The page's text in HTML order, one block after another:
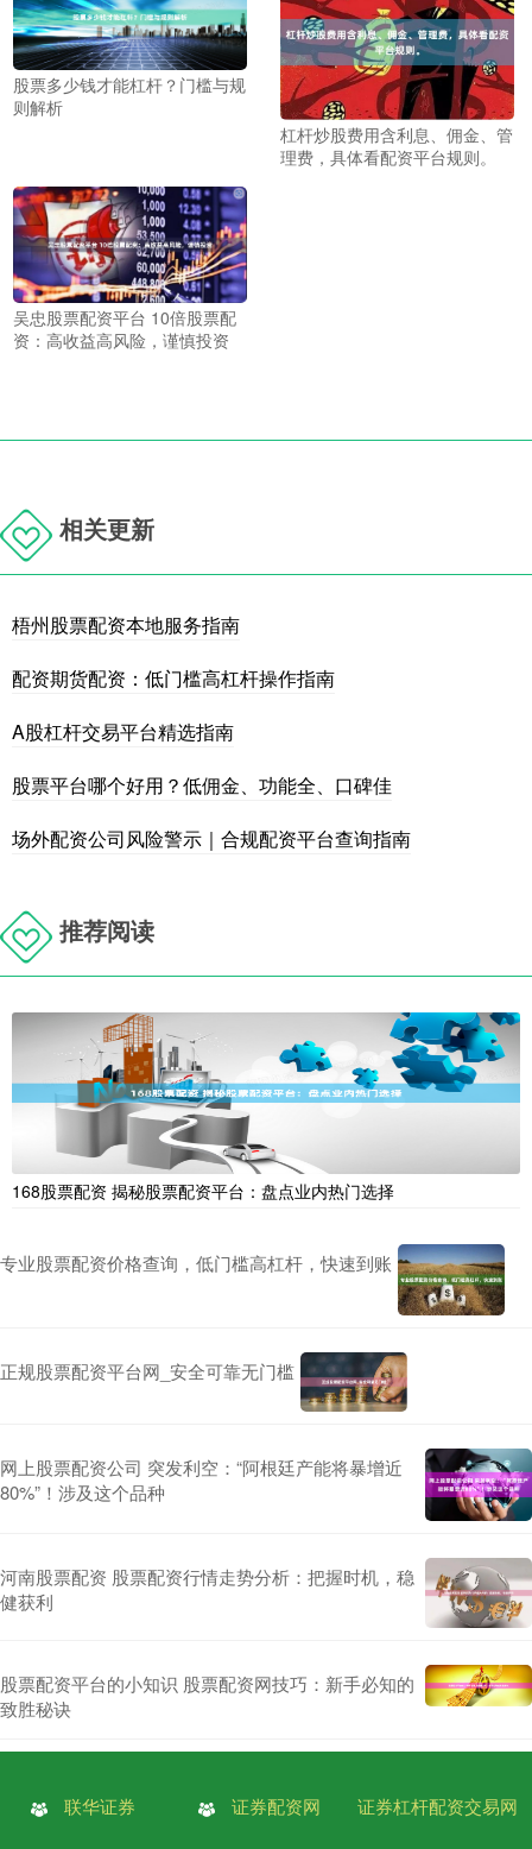
股票多少钱才能杠杆？门槛与规
则解析
杠杆炒股费用含利息、佣金、管
理费，具体看配资平台规则。
吴忠股票配资平台 10倍股票配
资：高收益高风险，谨慎投资
相关更新
梧州股票配资本地服务指南
配资期货配资：低门槛高杠杆操作指南
A股杠杆交易平台精选指南
股票平台哪个好用？低佣金、功能全、口碑佳
场外配资公司风险警示｜合规配资平台查询指南
推荐阅读
168股票配资 揭秘股票配资平台：盘点业内热门选择
专业股票配资价格查询，低门槛高杠杆，快速到账
正规股票配资平台网_安全可靠无门槛
网上股票配资公司 突发利空：“阿根廷产能将暴增近
80%”！涉及这个品种
河南股票配资 股票配资行情走势分析：把握时机，稳
健获利
股票配资平台的小知识 股票配资网技巧：新手必知的
致胜秘诀
联华证券 证券配资网 证券杠杆配资交易网